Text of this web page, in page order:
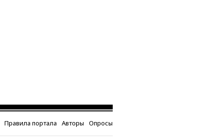
Правила портала Авторы Опросы